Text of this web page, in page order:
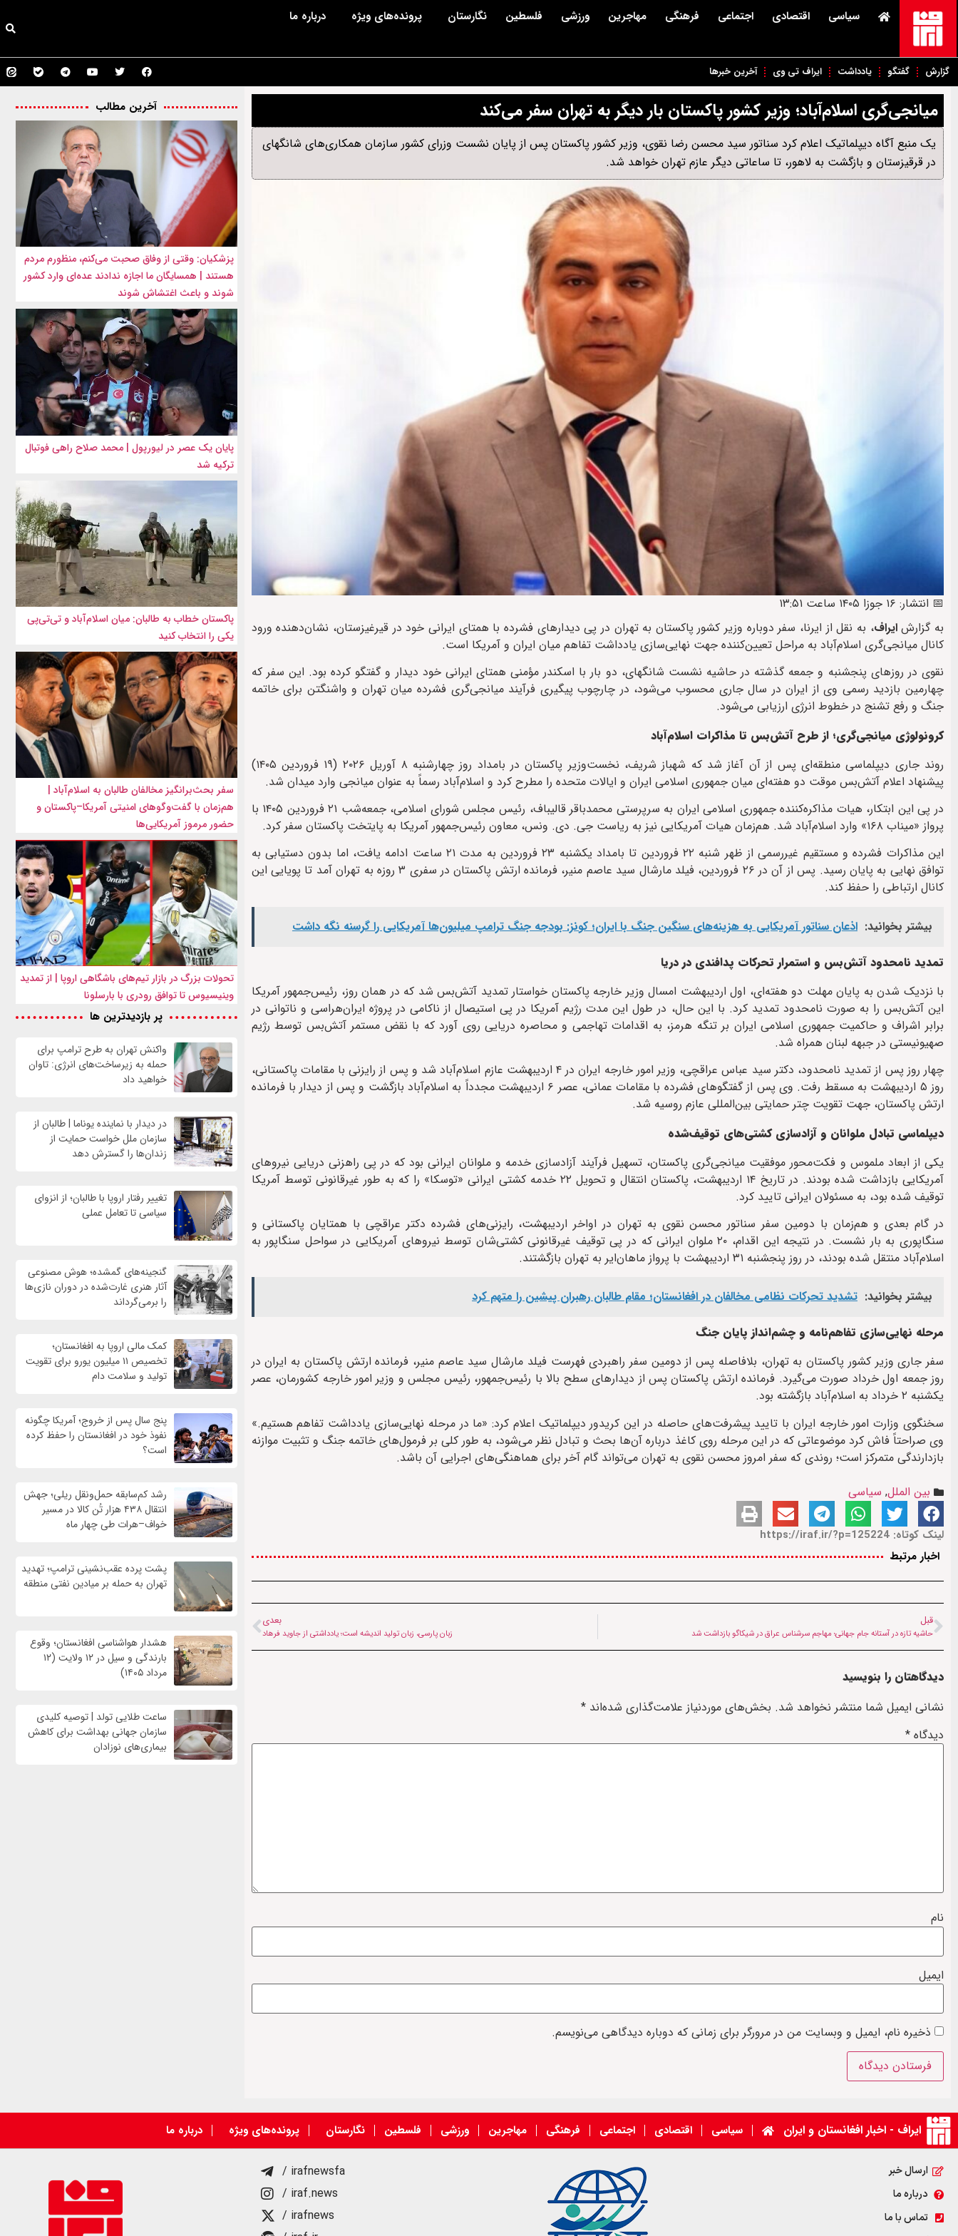
سیاسی اقتصادی اجتماعی فرهنگی مهاجرین ورزشی فلسطین نگارستان پرونده‌های ویژه درباره ما
گزارش گفتگو یادداشت ایراف تی وی آخرین خبرها
میانجی‌گری اسلام‌آباد؛ وزیر کشور پاکستان بار دیگر به تهران سفر می‌کند
یک منبع آگاه دیپلماتیک اعلام کرد سناتور سید محسن رضا نقوی، وزیر کشور پاکستان پس از پایان نشست وزرای کشور سازمان همکاری‌های شانگهای
در قرقیزستان و بازگشت به لاهور، تا ساعاتی دیگر عازم تهران خواهد شد.
📅 انتشار: ۱۶ جوزا ۱۴۰۵ ساعت ۱۳:۵۱
به گزارشایراف، به نقل از ایرنا، سفر دوباره وزیر کشور پاکستان به تهران در پی دیدارهای فشرده با همتای ایرانی خود در قیرغیزستان، نشان‌دهنده ورود
کانال میانجی‌گری اسلام‌آباد به مراحل تعیین‌کننده جهت نهایی‌سازی یادداشت تفاهم میان ایران و آمریکا است.
نقوی در روزهای پنجشنبه و جمعه گذشته در حاشیه نشست شانگهای، دو بار با اسکندر مؤمنی همتای ایرانی خود دیدار و گفتگو کرده بود. این سفر که
چهارمین بازدید رسمی وی از ایران در سال جاری محسوب می‌شود، در چارچوب پیگیری فرآیند میانجی‌گری فشرده میان تهران و واشنگتن برای خاتمه
جنگ و رفع تشنج در خطوط انرژی ارزیابی می‌شود.
کرونولوژی میانجی‌گری؛ از طرح آتش‌بس تا مذاکرات اسلام‌آباد
روند جاری دیپلماسی منطقه‌ای پس از آن آغاز شد که شهباز شریف، نخست‌وزیر پاکستان در بامداد روز چهارشنبه ۸ آوریل ۲۰۲۶ (۱۹ فروردین ۱۴۰۵)
پیشنهاد اعلام آتش‌بس موقت دو هفته‌ای میان جمهوری اسلامی ایران و ایالات متحده را مطرح کرد و اسلام‌آباد رسماً به عنوان میانجی وارد میدان شد.
در پی این ابتکار، هیات مذاکره‌کننده جمهوری اسلامی ایران به سرپرستی محمدباقر قالیباف، رئیس مجلس شورای اسلامی، جمعه‌شب ۲۱ فروردین ۱۴۰۵ با
پرواز «میناب ۱۶۸» وارد اسلام‌آباد شد. هم‌زمان هیات آمریکایی نیز به ریاست جی. دی. ونس، معاون رئیس‌جمهور آمریکا به پایتخت پاکستان سفر کرد.
این مذاکرات فشرده و مستقیم غیررسمی از ظهر شنبه ۲۲ فروردین تا بامداد یکشنبه ۲۳ فروردین به مدت ۲۱ ساعت ادامه یافت، اما بدون دستیابی به
توافق نهایی به پایان رسید. پس از آن در ۲۶ فروردین، فیلد مارشال سید عاصم منیر، فرمانده ارتش پاکستان در سفری ۳ روزه به تهران آمد تا پویایی این
کانال ارتباطی را حفظ کند.
بیشتر بخوانید: اذعان سناتور آمریکایی به هزینه‌های سنگین جنگ با ایران؛ کونز: بودجه جنگ ترامپ میلیون‌ها آمریکایی را گرسنه نگه داشت
تمدید نامحدود آتش‌بس و استمرار تحرکات پدافندی در دریا
با نزدیک شدن به پایان مهلت دو هفته‌ای، اول اردیبهشت امسال وزیر خارجه پاکستان خواستار تمدید آتش‌بس شد که در همان روز، رئیس‌جمهور آمریکا
این آتش‌بس را به صورت نامحدود تمدید کرد. با این حال، در طول این مدت رژیم آمریکا در پی استیصال از ناکامی در پروژه ایران‌هراسی و ناتوانی در
برابر اشراف و حاکمیت جمهوری اسلامی ایران بر تنگه هرمز، به اقدامات تهاجمی و محاصره دریایی روی آورد که با نقض مستمر آتش‌بس توسط رژیم
صهیونیستی در جبهه لبنان همراه شد.
چهار روز پس از تمدید نامحدود، دکتر سید عباس عراقچی، وزیر امور خارجه ایران در ۴ اردیبهشت عازم اسلام‌آباد شد و پس از رایزنی با مقامات پاکستانی،
روز ۵ اردیبهشت به مسقط رفت. وی پس از گفتگوهای فشرده با مقامات عمانی، عصر ۶ اردیبهشت مجدداً به اسلام‌آباد بازگشت و پس از دیدار با فرمانده
ارتش پاکستان، جهت تقویت چتر حمایتی بین‌المللی عازم روسیه شد.
دیپلماسی تبادل ملو‌انان و آزادسازی کشتی‌های توقیف‌شده
یکی از ابعاد ملموس و فکت‌محور موفقیت میانجی‌گری پاکستان، تسهیل فرآیند آزادسازی خدمه و ملوانان ایرانی بود که در پی راهزنی دریایی نیروهای
آمریکایی بازداشت شده بودند. در تاریخ ۱۴ اردیبهشت، پاکستان انتقال و تحویل ۲۲ خدمه کشتی ایرانی «توسکا» را که به طور غیرقانونی توسط آمریکا
توقیف شده بود، به مسئولان ایرانی تایید کرد.
در گام بعدی و هم‌زمان با دومین سفر سناتور محسن نقوی به تهران در اواخر اردیبهشت، رایزنی‌های فشرده دکتر عراقچی با همتایان پاکستانی و
سنگاپوری به بار نشست. در نتیجه این اقدام، ۲۰ ملوان ایرانی که در پی توقیف غیرقانونی کشتی‌شان توسط نیروهای آمریکایی در سواحل سنگاپور به
اسلام‌آباد منتقل شده بودند، در روز پنجشنبه ۳۱ اردیبهشت با پرواز ماهان‌ایر به تهران بازگشتند.
بیشتر بخوانید: تشدید تحرکات نظامی مخالفان در افغانستان؛ مقام طالبان رهبران پیشین را متهم کرد
مرحله نهایی‌سازی تفاهم‌نامه و چشم‌انداز پایان جنگ
سفر جاری وزیر کشور پاکستان به تهران، بلافاصله پس از دومین سفر راهبردی فهرست فیلد مارشال سید عاصم منیر، فرمانده ارتش پاکستان به ایران در
روز جمعه اول خرداد صورت می‌گیرد. فرمانده ارتش پاکستان پس از دیدارهای سطح بالا با رئیس‌جمهور، رئیس مجلس و وزیر امور خارجه کشورمان، عصر
یکشنبه ۲ خرداد به اسلام‌آباد بازگشته بود.
سخنگوی وزارت امور خارجه ایران با تایید پیشرفت‌های حاصله در این کریدور دیپلماتیک اعلام کرد: «ما در مرحله نهایی‌سازی یادداشت تفاهم هستیم.»
وی صراحتاً فاش کرد موضوعاتی که در این مرحله روی کاغذ درباره آن‌ها بحث و تبادل نظر می‌شود، به طور کلی بر فرمول‌های خاتمه جنگ و تثبیت موازنه
بازدارندگی متمرکز است؛ روندی که سفر امروز محسن نقوی به تهران می‌تواند گام آخر برای هماهنگی‌های اجرایی آن باشد.
بین الملل, سیاسی
لینک کوتاه: https://iraf.ir/?p=125224
اخبار مرتبط
قبل
حاشیه تازه در آستانه جام جهانی؛ مهاجم سرشناس عراق در شیکاگو بازداشت شد
بعدی
زبان پارسی، زبان تولید اندیشه است؛ یادداشتی از جاوید فرهاد
دیدگاهتان را بنویسید
نشانی ایمیل شما منتشر نخواهد شد. بخش‌های موردنیاز علامت‌گذاری شده‌اند *
دیدگاه *
نام
ایمیل
ذخیره نام، ایمیل و وبسایت من در مرورگر برای زمانی که دوباره دیدگاهی می‌نویسم.
آخرین مطالب
پزشکیان: وقتی از وفاق صحبت می‌کنم، منظورم مردم
هستند | همسایگان ما اجازه ندادند عده‌ای وارد کشور
شوند و باعث اغتشاش شوند
پایان یک عصر در لیورپول | محمد صلاح راهی فوتبال
ترکیه شد
پاکستان خطاب به طالبان: میان اسلام‌آباد و تی‌تی‌پی
یکی را انتخاب کنید
سفر بحث‌برانگیز مخالفان طالبان به اسلام‌آباد |
هم‌زمان با گفت‌وگوهای امنیتی آمریکا–پاکستان و
حضور مرموز آمریکایی‌ها
تحولات بزرگ در بازار تیم‌های باشگاهی اروپا | از تمدید
وینیسیوس تا توافق رودری با بارسلونا
پر بازدیدترین ها
واکنش تهران به طرح ترامپ برای
حمله به زیرساخت‌های انرژی: تاوان
خواهید داد
در دیدار با نماینده یوناما | طالبان از
سازمان ملل خواست حمایت از
زندان‌ها را گسترش دهد
تغییر رفتار اروپا با طالبان؛ از انزوای
سیاسی تا تعامل عملی
گنجینه‌های گمشده؛ هوش مصنوعی
آثار هنری غارت‌شده در دوران نازی‌ها
را برمی‌گرداند
کمک مالی اروپا به افغانستان؛
تخصیص ۱۱ میلیون یورو برای تقویت
تولید و سلامت دام
پنج سال پس از خروج؛ آمریکا چگونه
نفوذ خود در افغانستان را حفظ کرده
است؟
رشد کم‌سابقه حمل‌ونقل ریلی؛ جهش
انتقال ۴۳۸ هزار تُن کالا در مسیر
خواف–هرات طی چهار ماه
پشت پرده عقب‌نشینی ترامپ؛ تهدید
تهران به حمله بر ميادين نفتی منطقه
هشدار هواشناسی افغانستان؛ وقوع
بارندگی و سیل در ۱۲ ولایت (۱۲
مرداد ۱۴۰۵)
ساعت طلایی تولد | توصیه کلیدی
سازمان جهانی بهداشت برای کاهش
بیماری‌های نوزادان
ایراف - اخبار افغانستان و ایران سیاسی اقتصادی اجتماعی فرهنگی مهاجرین ورزشی فلسطین نگارستان پرونده‌های ویژه درباره ما
ارسال خبر
درباره ما
تماس با ما
/ irafnewsfa
/ iraf.news
/ irafnews